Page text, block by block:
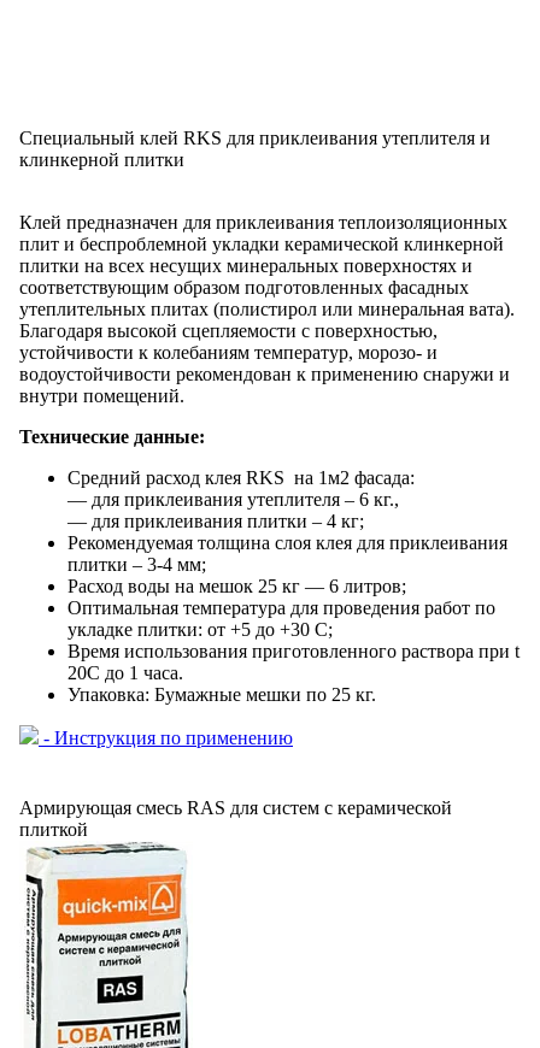
Специальный клей RKS для приклеивания утеплителя и
клинкерной плитки
Клей предназначен для приклеивания теплоизоляционных
плит и беспроблемной укладки керамической клинкерной
плитки на всех несущих минеральных поверхностях и
соответствующим образом подготовленных фасадных
утеплительных плитах (полистирол или минеральная вата).
Благодаря высокой сцепляемости с поверхностью,
устойчивости к колебаниям температур, морозо- и
водоустойчивости рекомендован к применению снаружи и
внутри помещений.
Технические данные:
Средний расход клея RKS на 1м2 фасада:
— для приклеивания утеплителя – 6 кг.,
— для приклеивания плитки – 4 кг;
Рекомендуемая толщина слоя клея для приклеивания
плитки – 3-4 мм;
Расход воды на мешок 25 кг — 6 литров;
Оптимальная температура для проведения работ по
укладке плитки: от +5 до +30 С;
Время использования приготовленного раствора при t
20C до 1 часа.
Упаковка: Бумажные мешки по 25 кг.
- Инструкция по применению
Армирующая смесь RAS для систем с керамической
плиткой